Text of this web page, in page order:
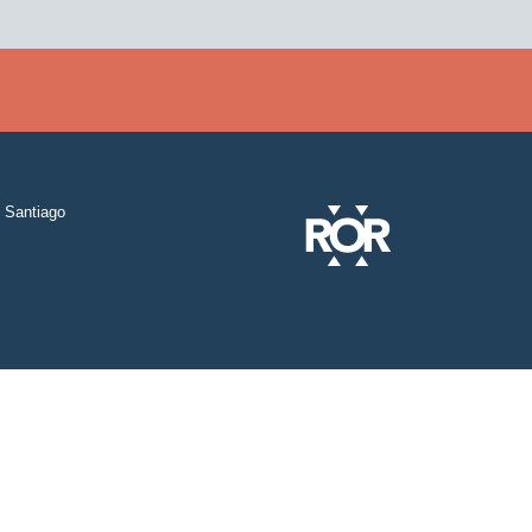
Santiago